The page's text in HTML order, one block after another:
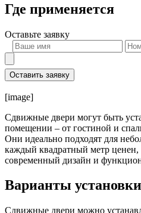
Где применяется
Оставьте заявку
Оставить заявку
[image]
Сдвижные двери могут быть
помещении – от гостиной и
Они идеально подходят для
каждый квадратный метр ценен,
современный дизайн и
Варианты установки
Сдвижные двери можно